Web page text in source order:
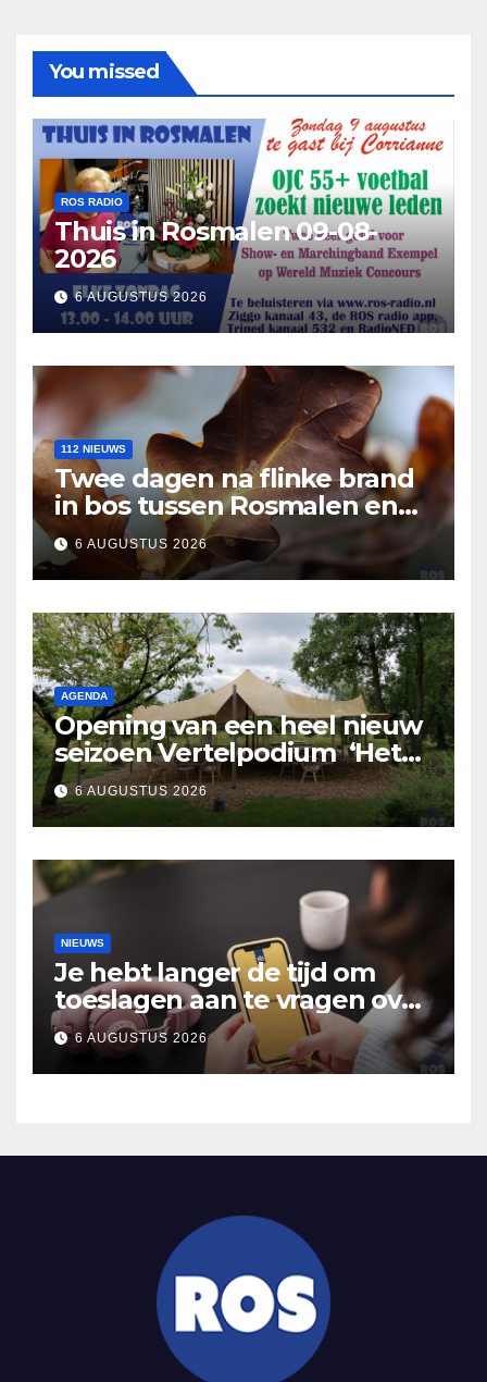
You missed
ROS RADIO
Thuis in Rosmalen 09-08-
2026
6 AUGUSTUS 2026
112 NIEUWS
Twee dagen na flinke brand
in bos tussen Rosmalen en
Nuland
6 AUGUSTUS 2026
AGENDA
Opening van een heel nieuw
seizoen Vertelpodium ‘Het
Lopende Vuur’. Landelijke
verhalen in Bomentuin D’n
Hooidonk
6 AUGUSTUS 2026
NIEUWS
Je hebt langer de tijd om
toeslagen aan te vragen over
2025
6 AUGUSTUS 2026